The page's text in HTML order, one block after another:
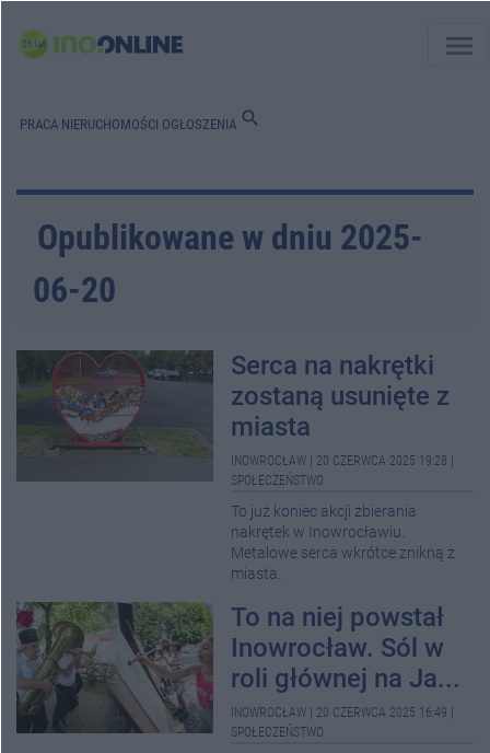
menu
PRACA NIERUCHOMOŚCI OGŁOSZENIA search
Opublikowane w dniu 2025-
06-20
Serca na nakrętki
zostaną usunięte z
miasta
INOWROCŁAW 20 CZERWCA 2025 19:28
SPOŁECZEŃSTWO
To już koniec akcji zbierania
nakrętek w Inowrocławiu.
Metalowe serca wkrótce znikną z
miasta.
To na niej powstał
Inowrocław. Sól w
roli głównej na Ja...
INOWROCŁAW 20 CZERWCA 2025 16:49
SPOŁECZEŃSTWO